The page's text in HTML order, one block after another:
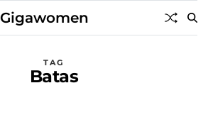
Gigawomen
TAG
Batas